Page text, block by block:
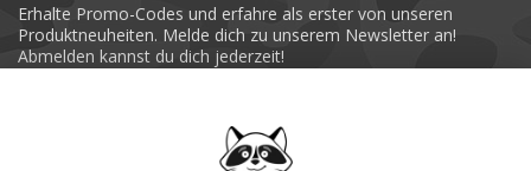
Erhalte Promo-Codes und erfahre als erster von unseren
Produktneuheiten. Melde dich zu unserem Newsletter an!
Abmelden kannst du dich jederzeit!